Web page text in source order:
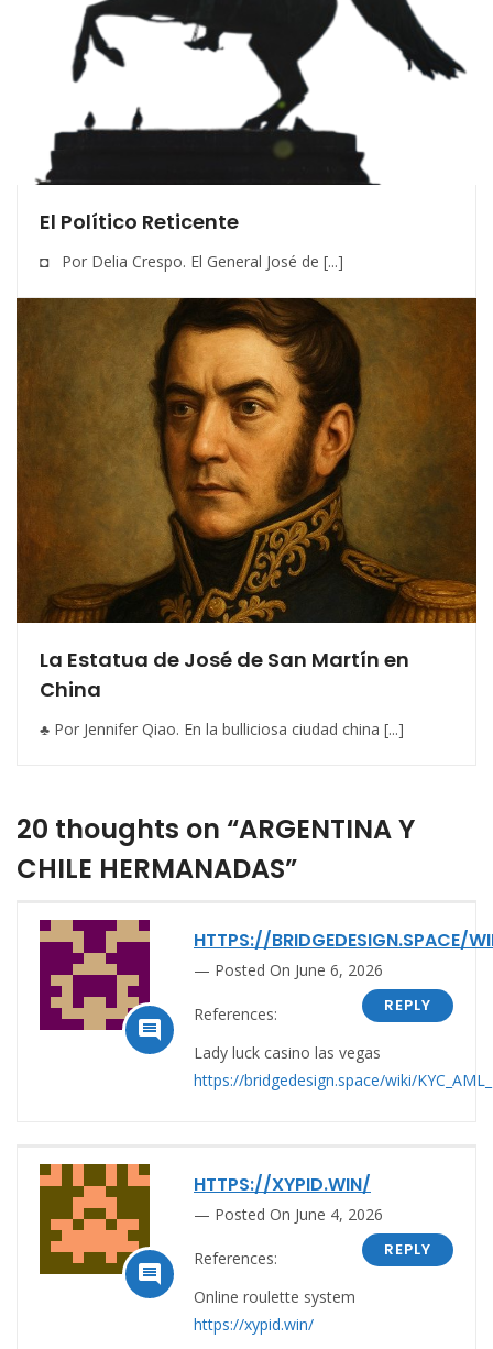
El Político Reticente
◘ Por Delia Crespo. El General José de [...]
La Estatua de José de San Martín en
China
♣ Por Jennifer Qiao. En la bulliciosa ciudad china [...]
20 thoughts on “ARGENTINA Y
CHILE HERMANADAS”

HTTPS://BRIDGEDESIGN.SPACE/
Posted On June 6, 2026
REPLY
References:
Lady luck casino las vegas
https://bridgedesign.space/wiki/

HTTPS://XYPID.WIN/
Posted On June 4, 2026
REPLY
References:
Online roulette system
https://xypid.win/